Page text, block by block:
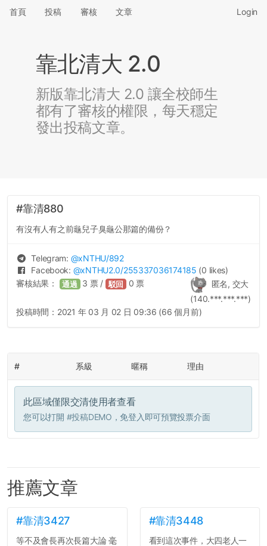
首頁 投稿 審核 文章 Login
靠北清大 2.0
新版靠北清大 2.0 讓全校師生
都有了審核的權限，每天穩定
發出投稿文章。
#靠清880
有沒有人有之前龜兒子臭龜公那篇的備份？
Telegram: @xNTHU/892
Facebook: @xNTHU2.0/255337036174185 (0 likes)
匿名, 交大
(140.***.***.***)
審核結果： 通過 3 票 / 駁回 0 票
投稿時間： 2021 年 03 月 02 日 09:36 (66 個月前)
# 系級 暱稱 理由
此區域僅限交清使用者查看
您可以打開 #投稿DEMO ，免登入即可預覽投票介面
推薦文章
#靠清3427
等不及會長再次長篇大論 毫
#靠清3448
看到這次事件，大四老人一